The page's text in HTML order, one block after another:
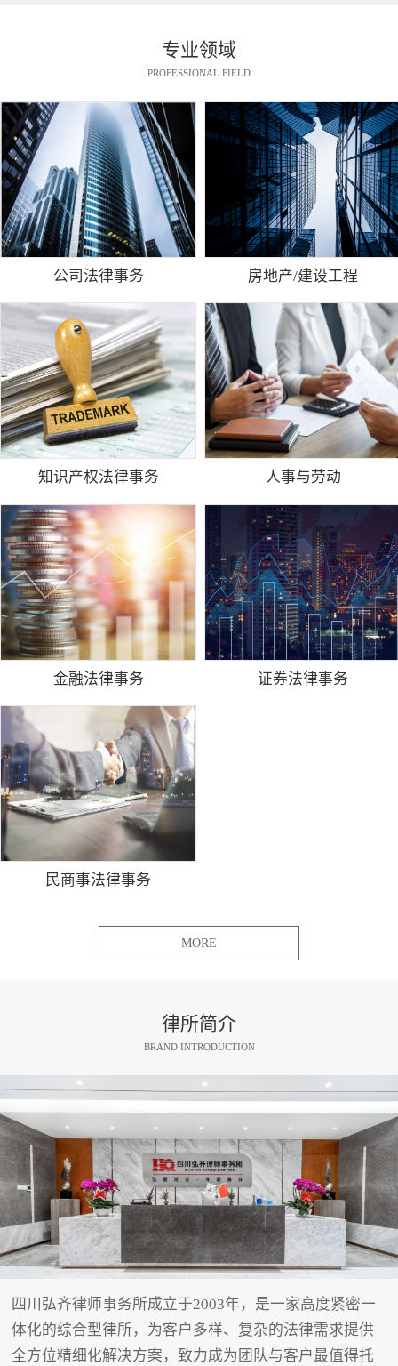
专业领域
PROFESSIONAL FIELD
公司法律事务 房地产/建设工程
知识产权法律事务 人事与劳动
金融法律事务 证券法律事务
民商事法律事务
MORE
律所简介
BRAND INTRODUCTION
四川弘齐律师事务所成立于2003年，是一家高度紧密一
体化的综合型律所，为客户多样、复杂的法律需求提供
全方位精细化解决方案，致力成为团队与客户最值得托